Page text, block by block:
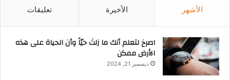
الأشهر الأخيرة تعليقات
‫اصرخ لتعلم أنك ما زلتَ حيّاً وأن الحياة على هذه
الأرض ممكن
ديسمبر 21, 2024